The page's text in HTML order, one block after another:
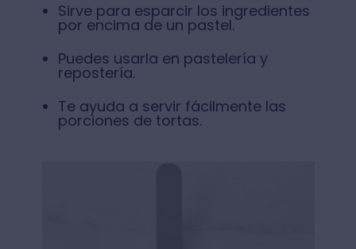
Sirve para esparcir los ingredientes
por encima de un pastel.
Puedes usarla en pastelería y
repostería.
Te ayuda a servir fácilmente las
porciones de tortas.